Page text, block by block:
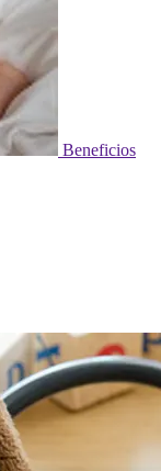
Beneficios